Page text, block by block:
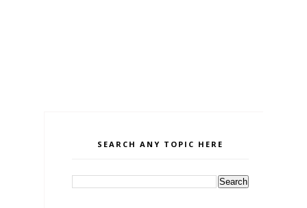
SEARCH ANY TOPIC HERE